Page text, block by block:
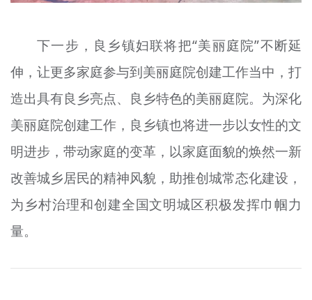
下一步，良乡镇妇联将把“美丽庭院”不断延
伸，让更多家庭参与到美丽庭院创建工作当中，打
造出具有良乡亮点、良乡特色的美丽庭院。为深化
美丽庭院创建工作，良乡镇也将进一步以女性的文
明进步，带动家庭的变革，以家庭面貌的焕然一新
改善城乡居民的精神风貌，助推创城常态化建设，
为乡村治理和创建全国文明城区积极发挥巾帼力
量。